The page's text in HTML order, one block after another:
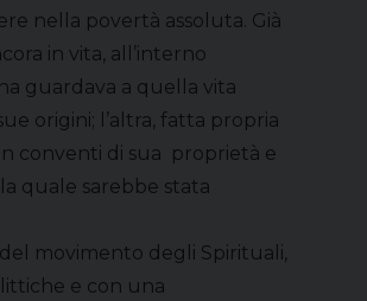
nella povertà assoluta. Già
in vita, all’interno
guardava a quella vita
origini; l’altra, fatta propria
conventi di sua proprietà e
quale sarebbe stata
movimento degli Spirituali,
e con una